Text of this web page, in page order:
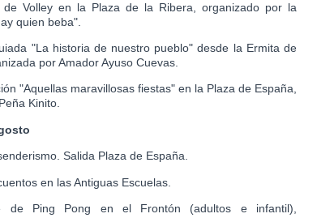
de Volley en la Plaza de la Ribera, organizado por la
quien beba".
"La historia de nuestro pueblo" desde la Ermita de
por Amador Ayuso Cuevas.
"Aquellas maravillosas fiestas" en la Plaza de España,
Kinito.
Salida Plaza de España.
en las Antiguas Escuelas.
de Ping Pong en el Frontón (adultos e infantil),